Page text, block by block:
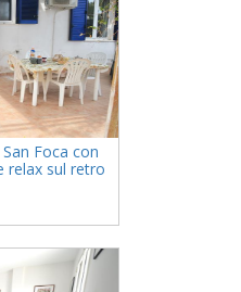
Foca con
relax sul retro